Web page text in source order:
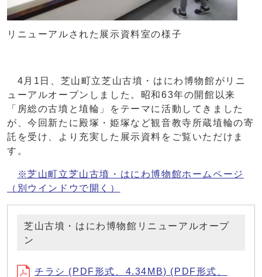
リニューアルされた展示資料室の様子
4月1日、芝山町立芝山古墳・はにわ博物館がリニ
ューアルオープンしました。昭和63年の開館以来
「房総の古墳と埴輪」をテーマに活動してきました
が、今回新たに殿塚・姫塚など観音教寺所蔵埴輪の寄
託を受け、より充実した展示資料をご覧いただけま
す。
※芝山町立芝山古墳・はにわ博物館ホームページ
（別ウインドウで開く）
芝山古墳・はにわ博物館リニューアルオープ
ン
チラシ (PDF形式、4.34MB) (PDF形式、